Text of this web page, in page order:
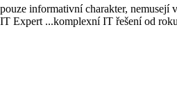
informativní charakter, nemusejí
Expert ...komplexní IT řešení od